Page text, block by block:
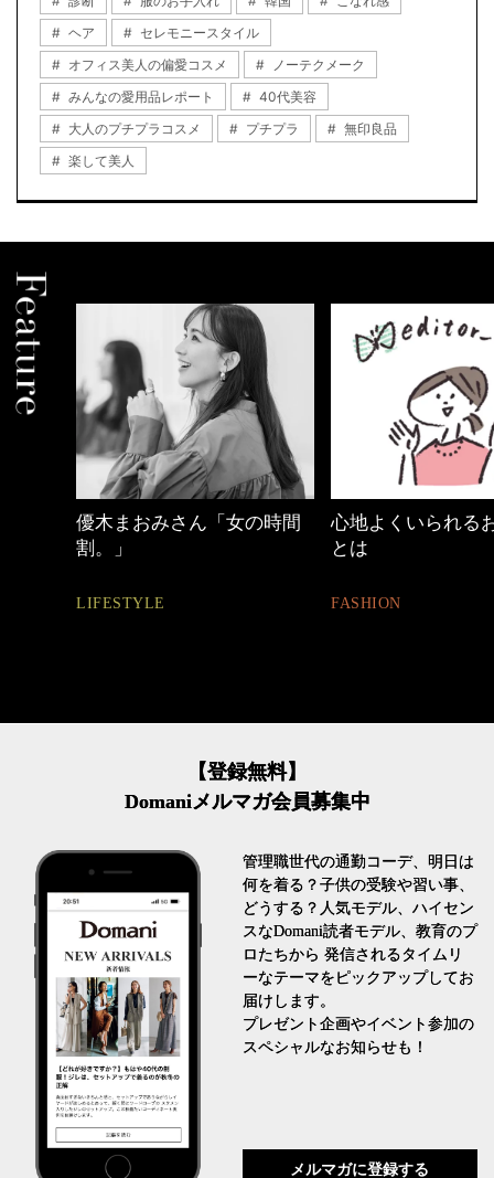
ヘア
セレモニースタイル
オフィス美人の偏愛コスメ
ノーテクメーク
みんなの愛用品レポート
40代美容
大人のプチプラコスメ
プチプラ
無印良品
楽して美人
優木まおみさん「女の時間
割。」
LIFESTYLE
心地よくいられる
とは
FASHION
【登録無料】
Domaniメルマガ会員募集中
管理職世代の通勤コーデ、明日は
何を着る？子供の受験や習い事、
どうする？人気モデル、ハイセン
スなDomani読者モデル、教育のプ
ロたちから 発信されるタイムリ
ーなテーマをピックアップしてお
届けします。
プレゼント企画やイベント参加の
スペシャルなお知らせも！
メルマガに登録する